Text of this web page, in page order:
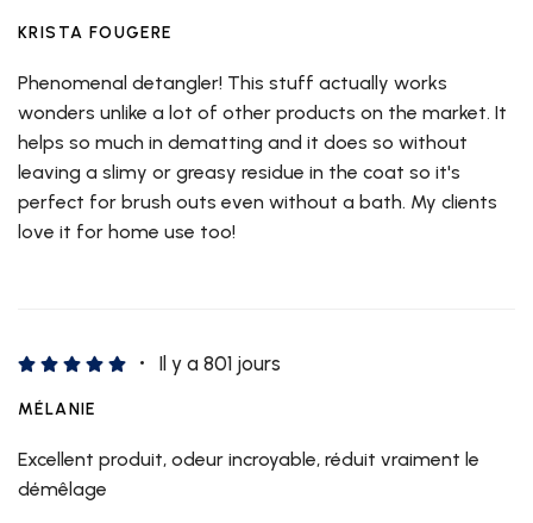
KRISTA FOUGERE
Phenomenal detangler! This stuff actually works
wonders unlike a lot of other products on the market. It
helps so much in dematting and it does so without
leaving a slimy or greasy residue in the coat so it's
perfect for brush outs even without a bath. My clients
love it for home use too!
Il y a 801 jours
MÉLANIE
Excellent produit, odeur incroyable, réduit vraiment le
démêlage